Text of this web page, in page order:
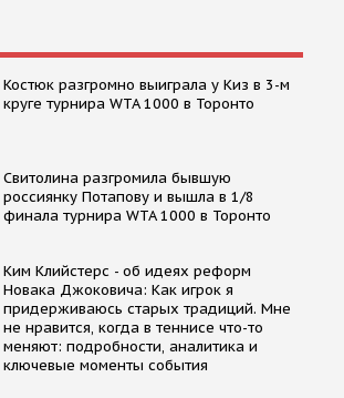
Костюк разгромно выиграла у Киз в 3-м
круге турнира WTA 1000 в Торонто
Свитолина разгромила бывшую
россиянку Потапову и вышла в 1/8
финала турнира WTA 1000 в Торонто
Kим Kлийстерс - об идеях реформ
Новака Джоковича: Kак игрок я
придерживаюсь старых традиций. Мне
не нравится, когда в теннисе что-то
меняют: подробности, аналитика и
ключевые моменты события